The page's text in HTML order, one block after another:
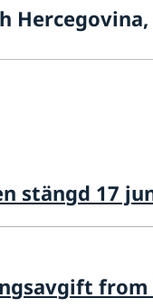
Hercegovina,
svenska företag
stängd 17
from